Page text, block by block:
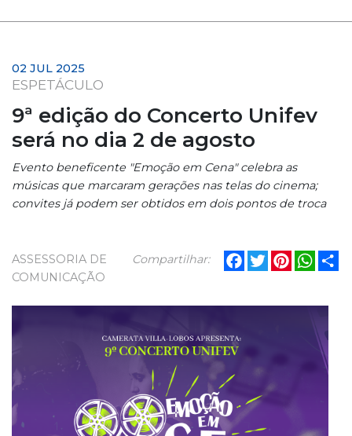
02 JUL 2025
ESPETÁCULO
9ª edição do Concerto Unifev
será no dia 2 de agosto
Evento beneficente "Emoção em Cena" celebra as
músicas que marcaram gerações nas telas do cinema;
convites já podem ser obtidos em dois pontos de troca
Compartilhar: Facebook
TwitterPinterest
ASSESSORIA DE
COMUNICAÇÃO